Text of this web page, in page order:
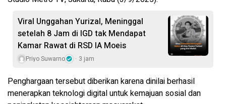
Viral Unggahan Yurizal, Meninggal
setelah 8 Jam di IGD tak Mendapat
Kamar Rawat di RSD IA Moeis
Priyo Suwarno 3 jam
Penghargaan tersebut diberikan karena dinilai berhasil
menerapkan teknologi digital untuk kemajuan sosial dan